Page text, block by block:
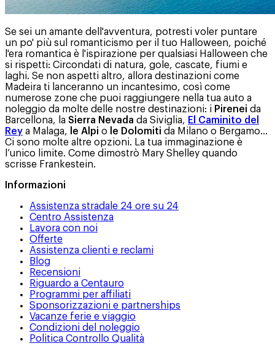
Se sei un amante dell'avventura, potresti voler puntare
un po' più sul romanticismo per il tuo Halloween, poiché
l'era romantica è l'ispirazione per qualsiasi Halloween che
si rispetti: Circondati di natura, gole, cascate, fiumi e
laghi. Se non aspetti altro, allora destinazioni come
Madeira ti lanceranno un incantesimo, così come
numerose zone che puoi raggiungere nella tua auto a
noleggio da molte delle nostre destinazioni: i Pirenei da
Barcellona, la Sierra Nevada da Siviglia, El Caminito del
Rey a Malaga, le Alpi o le Dolomiti da Milano o Bergamo...
Ci sono molte altre opzioni. La tua immaginazione è
l’unico limite. Come dimostrò Mary Shelley quando
scrisse Frankestein.
Informazioni
Assistenza stradale 24 ore su 24
Centro Assistenza
Lavora con noi
Offerte
Assistenza clienti e reclami
Blog
Recensioni
Riguardo a Centauro
Programmi per affiliati
Sponsorizzazioni e partnerships
Vacanze ferie e viaggio
Condizioni del noleggio
Politica Controllo Qualità